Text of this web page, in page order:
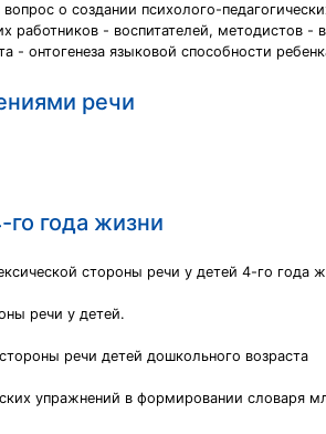
о создании психолого-
работников - воспитателей, методистов -
онтогенеза языковой способности
речи
года жизни
стороны речи у детей 4-го года
речи у детей.
речи детей дошкольного возраста
упражнений в формировании словаря